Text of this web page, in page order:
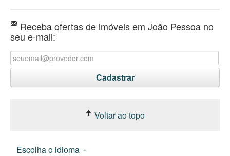
Receba ofertas de imóveis em João Pessoa no
seu e-mail:
Voltar ao topo
Escolha o idioma